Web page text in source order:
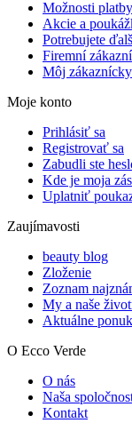
Možnosti platby
Akcie a
Potrebujete
Firemní
Môj
Moje konto
Prihlásiť sa
Registrovať sa
Zabudli ste
Kde je moja
Uplatniť
Zaujímavosti
beauty blog
Zloženie
Zoznam
My a naše
Aktuálne
O Ecco Verde
O nás
Naša
Kontakt